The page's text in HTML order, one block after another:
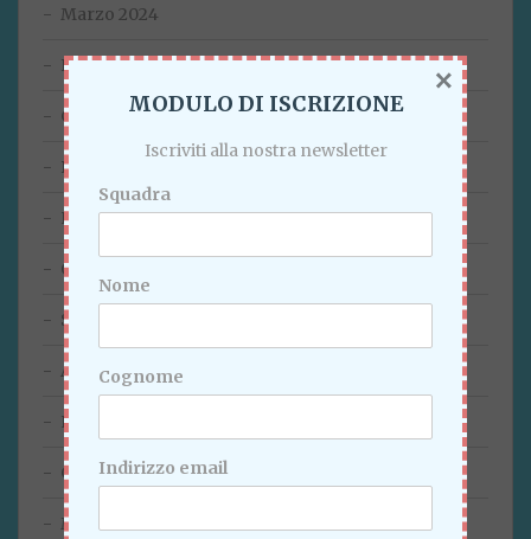
Marzo 2024
Febbraio 2024
Gennaio 2024
Dicembre 2023
Novembre 2023
Ottobre 2023
Settembre 2023
Agosto 2023
Luglio 2023
Giugno 2023
Maggio 2023
MODULO DI ISCRIZIONE
Iscriviti alla nostra newsletter
Squadra
Nome
Cognome
Indirizzo email
×